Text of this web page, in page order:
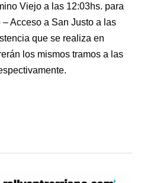
Viejo a las 12:03hs. para
Acceso a San Justo a las
que se realiza en
los mismos tramos a las